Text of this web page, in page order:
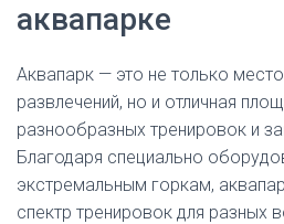
аквапарке
Аквапарк — это не только
развлечений, но и отличная
разнообразных тренировок и
Благодаря специально
экстремальным горкам,
спектр тренировок для разных